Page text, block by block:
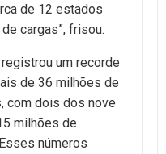
de 12 estados
cargas”, frisou.
um recorde
de 36 milhões de
com dois dos nove
milhões de
números